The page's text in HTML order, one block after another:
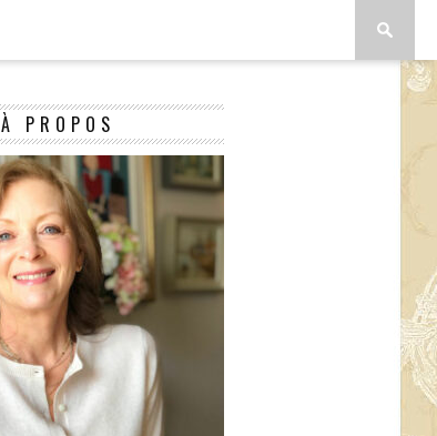
À PROPOS